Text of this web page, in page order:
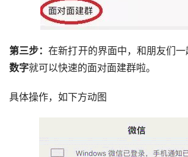
第三步：在新打开的界面中，和朋友们一
数字就可以快速的面对面建群啦。
具体操作，如下方动图